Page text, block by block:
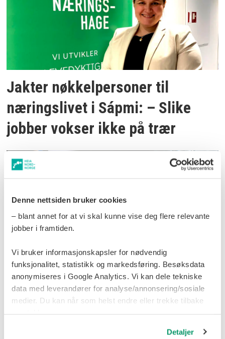
Denne nettsiden bruker cookies
– blant annet for at vi skal kunne vise deg flere relevante
jobber i framtiden.
Vi bruker informasjonskapsler for nødvendig
funksjonalitet, statistikk og markedsføring. Besøksdata
anonymiseres i Google Analytics. Vi kan dele tekniske
data med leverandører for analyse/annonsering/sosiale
medier. Du kan når som helst endre eller trekke tilbake
Detaljer
Jakter nøkkelpersoner til
næringslivet i Sápmi: – Slike
jobber vokser ikke på trær
Vakinn vokser på drift og
beredskap for kraftproduksjon:
Søker toppleder som kan bygge